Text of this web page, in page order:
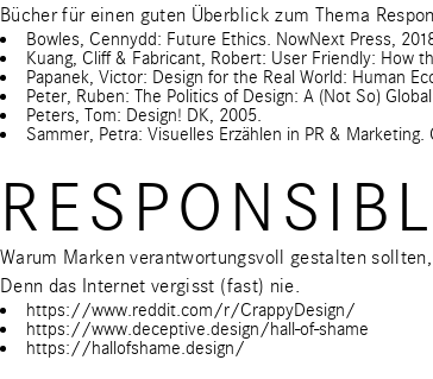
Bücher für einen guten Überblick zum Thema
Bowles, Cennydd: Future Ethics. NowNext Press,
Kuang, Cliff & Fabricant, Robert: User Friendly: How
Papanek, Victor: Design for the Real World: Human
Peter, Ruben: The Politics of Design: A (Not So)
Peters, Tom: Design! DK, 2005.
Sammer, Petra: Visuelles Erzählen in PR & Marketing.
Warum Marken verantwortungsvoll gestalten
Denn das Internet vergisst (fast) nie.
https://www.reddit.com/r/CrappyDesign/
https://www.deceptive.design/hall-of-shame
https://hallofshame.design/